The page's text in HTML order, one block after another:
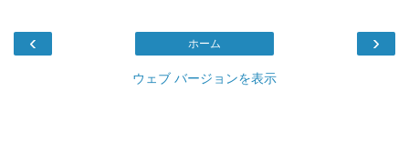
‹ ›
ホーム
ウェブ バージョンを表示